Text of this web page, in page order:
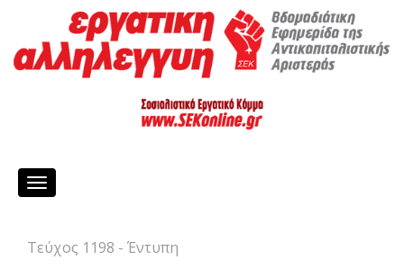
Toggle
Τεύχος 1198 - Έντυπη